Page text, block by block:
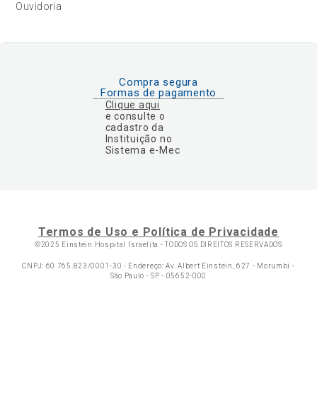
Ouvidoria
Compra segura
Formas de pagamento
Clique aqui
e consulte o
cadastro da
Instituição no
Sistema e-Mec
Termos de Uso e Política de Privacidade
©2025 Einstein Hospital Israelita -TODOS OS DIREITOS RESERVADOS
CNPJ: 60.765.823/0001-30 - Endereço: Av. Albert Einstein, 627 - Morumbi -
São Paulo - SP - 05652-000